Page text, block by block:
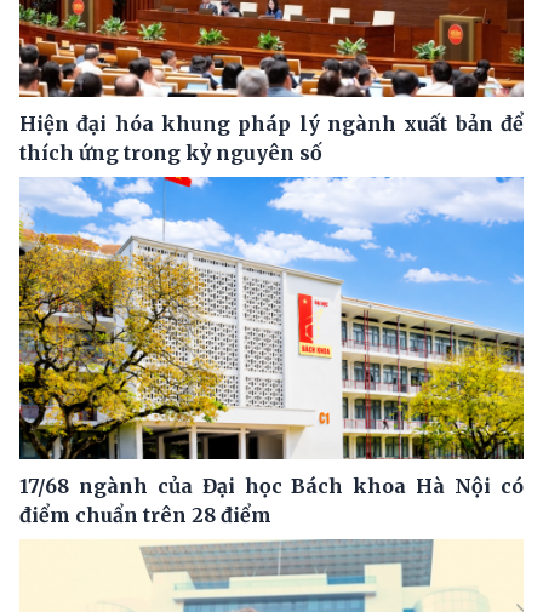
Hiện đại hóa khung pháp lý ngành xuất bản để
thích ứng trong kỷ nguyên số
17/68 ngành của Đại học Bách khoa Hà Nội có
điểm chuẩn trên 28 điểm